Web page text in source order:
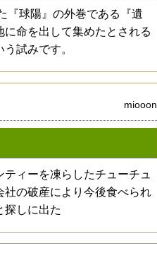
『球陽』の外巻である『遺
命を出して集めたとされる
試みです。
miooon
ィーを凍らしたチューチュ
の破産により今後食べられ
探しに出た